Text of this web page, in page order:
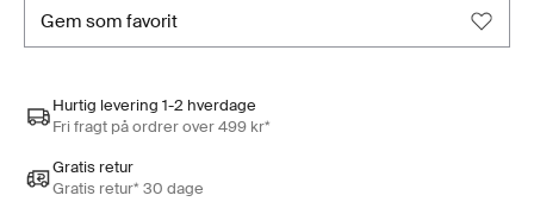
gem som favorit
Hurtig levering 1-2 hverdage
Fri fragt på ordrer over 499 kr*
Gratis retur
Gratis retur* 30 dage